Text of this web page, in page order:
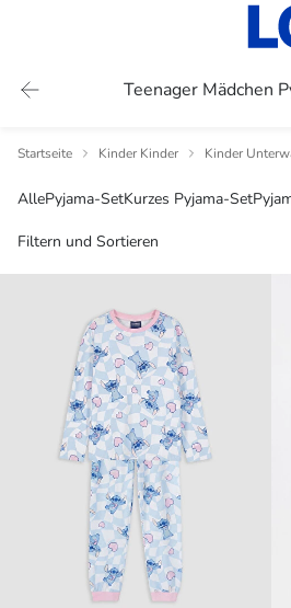
Teenager Mädchen
Startseite Kinder Kinder Kinder
AllePyjama-SetKurzes Pyjama-Set
Filtern und Sortieren